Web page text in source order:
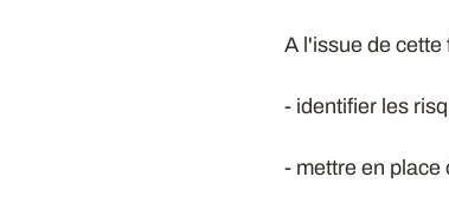
A l'issue de
- identifier les
- mettre en place